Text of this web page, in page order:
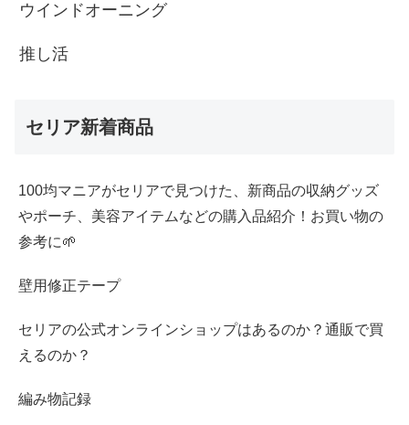
ウインドオーニング
推し活
セリア新着商品
100均マニアがセリアで見つけた、新商品の収納グッズ
やポーチ、美容アイテムなどの購入品紹介！お買い物の
参考に🌱
壁用修正テープ
セリアの公式オンラインショップはあるのか？通販で買
えるのか？
編み物記録